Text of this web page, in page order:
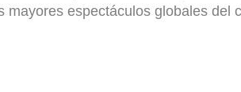
mayores espectáculos globales del